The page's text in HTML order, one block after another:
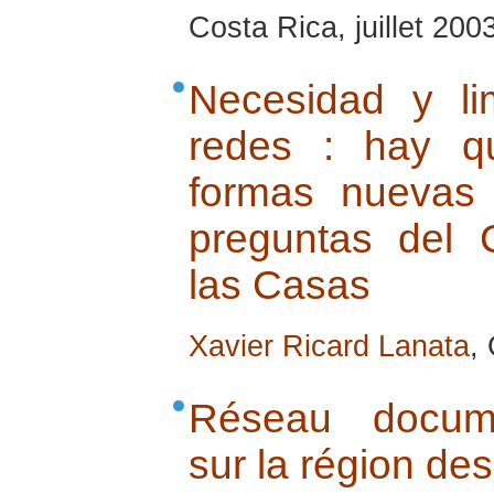
Costa Rica, juillet
Necesidad y
redes : hay
formas
preguntas del
las Casas
Xavier Ricard Lanata,
Réseau
sur la région